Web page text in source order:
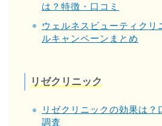
は？特徴・口コミ
ウェルネスビューティクリ
ルキャンペーンまとめ
リゼクリニック
リゼクリニックの効果は？
調査